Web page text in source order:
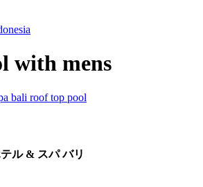
with mens
ル & スパ バリ